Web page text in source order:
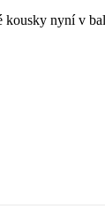
kousky nyní v